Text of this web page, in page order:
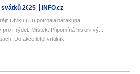
svátků 2025 INFO.cz
Dívku (13) potrhala barakuda!
Frýdek-Místek: Připomíná historii vý...
Do akce letěl vrtulník